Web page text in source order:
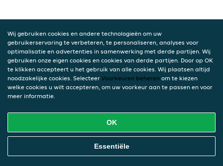
Wij gebruiken cookies en andere technologieën om uw
gebruikerservaring te verbeteren, te personaliseren, analyses voor
optimalisatie en advertenties in samenwerking met derde partijen. Wij
gebruiken onze eigen cookies en cookies van derde partijen. Door op OK
te klikken accepteert u het gebruik van alle cookies. Wij plaatsen altijd
noodzakelijke cookies. Selecteer Voorkeuren beheren om te kiezen
welke cookies u wilt accepteren, om uw voorkeur aan te passen en voor
meer informatie.
OK
Essentiële